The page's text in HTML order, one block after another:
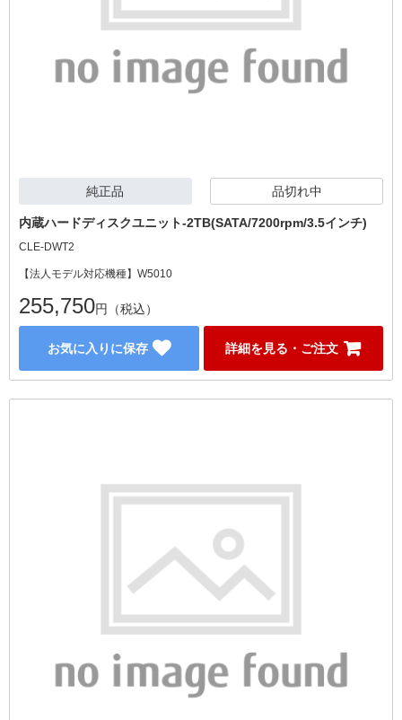
純正品 品切れ中
内蔵ハードディスクユニット-2TB(SATA/7200rpm/3.5インチ)
CLE-DWT2
【法人モデル対応機種】W5010
255,750円（税込）
お気に入りに保存 詳細を見る・ご注文